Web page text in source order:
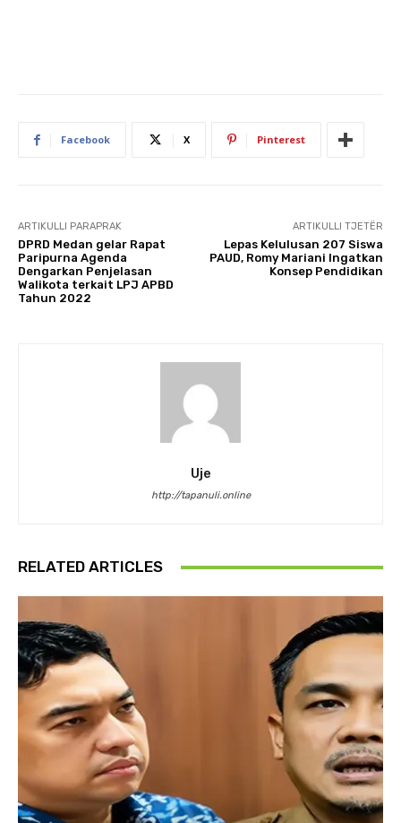
Facebook X Pinterest
ARTIKULLI PARAPRAK
DPRD Medan gelar Rapat
Paripurna Agenda
Dengarkan Penjelasan
Walikota terkait LPJ APBD
Tahun 2022
ARTIKULLI TJETËR
Lepas Kelulusan 207 Siswa
PAUD, Romy Mariani Ingatkan
Konsep Pendidikan
Uje
http://tapanuli.online
RELATED ARTICLES